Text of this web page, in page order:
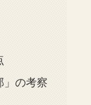
」の考察